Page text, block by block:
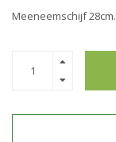
Meeneemschijf 28cm.